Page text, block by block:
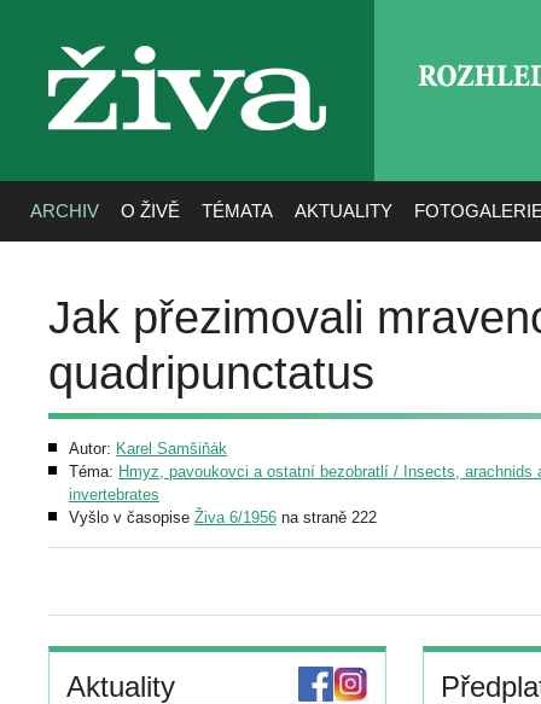
živa
ARCHIV O ŽIVĚ TÉMATA AKTUALITY
Jak přezimovali
quadripunctatus
Autor: Karel Samšiňák
Téma: Hmyz, pavoukovci a ostatní bezobratlí / Insects, arachnids
invertebrates
Vyšlo v časopise Živa 6/1956 na straně 222
Aktuality